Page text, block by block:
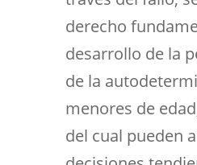
derecho
desarrollo de la
de la
menores de
del cual pueden